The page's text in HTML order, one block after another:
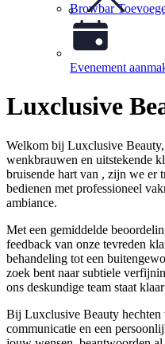
Browbar
Evenement
Luxclusive
Welkom bij Luxclusive
wenkbrauwen en uitstekende
bruisende hart van , zijn we er
bedienen met professioneel
ambiance.
Met een gemiddelde
feedback van onze tevreden
behandeling tot een
zoek bent naar subtiele
ons deskundige team staat
Bij Luxclusive Beauty hechten
communicatie en een